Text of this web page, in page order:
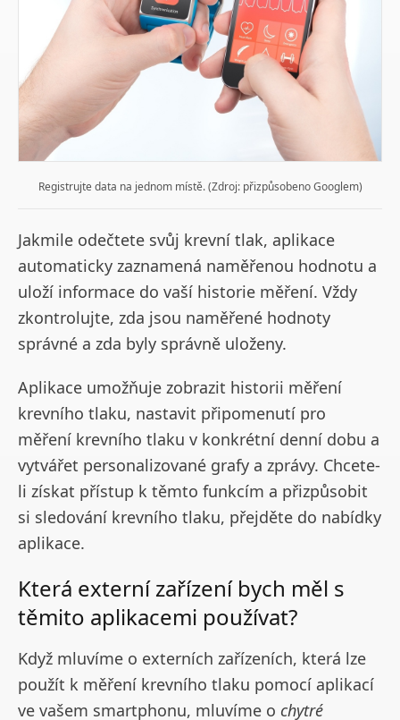
Registrujte data na jednom místě. (Zdroj: přizpůsobeno Googlem)
Jakmile odečtete svůj krevní tlak, aplikace
automaticky zaznamená naměřenou hodnotu a
uloží informace do vaší historie měření. Vždy
zkontrolujte, zda jsou naměřené hodnoty
správné a zda byly správně uloženy.
Aplikace umožňuje zobrazit historii měření
krevního tlaku, nastavit připomenutí pro
měření krevního tlaku v konkrétní denní dobu a
vytvářet personalizované grafy a zprávy. Chcete-
li získat přístup k těmto funkcím a přizpůsobit
si sledování krevního tlaku, přejděte do nabídky
aplikace.
Která externí zařízení bych měl s
těmito aplikacemi používat?
Když mluvíme o externích zařízeních, která lze
použít k měření krevního tlaku pomocí aplikací
ve vašem smartphonu, mluvíme o chytré